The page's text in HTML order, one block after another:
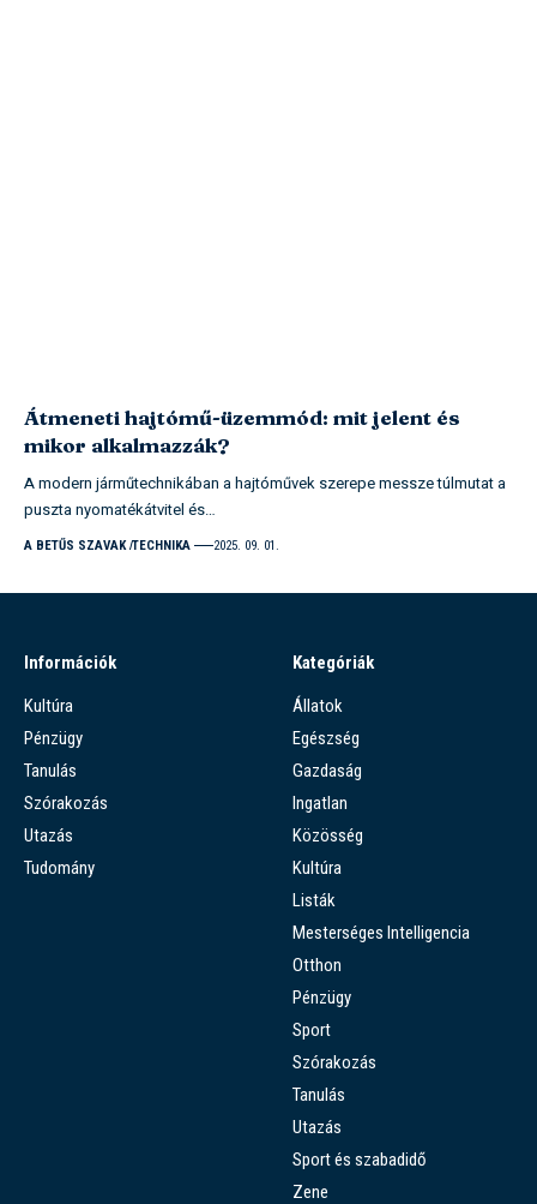
Átmeneti hajtómű-üzemmód: mit jelent és
mikor alkalmazzák?
A modern járműtechnikában a hajtóművek szerepe messze túlmutat a
puszta nyomatékátvitel és…
A BETŰS SZAVAK TECHNIKA 2025. 09. 01.
Információk
Kultúra
Pénzügy
Tanulás
Szórakozás
Utazás
Tudomány
Kategóriák
Állatok
Egészség
Gazdaság
Ingatlan
Közösség
Kultúra
Listák
Mesterséges Intelligencia
Otthon
Pénzügy
Sport
Szórakozás
Tanulás
Utazás
Sport és szabadidő
Zene